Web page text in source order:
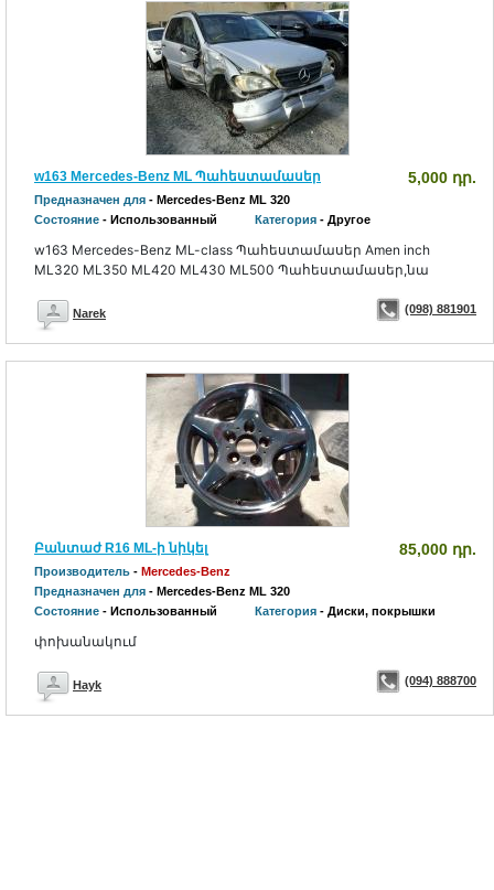
w163 Mercedes-Benz ML Պահեստամասեր 5,000 դր.
Предназначен для - Mercedes-Benz ML 320
Состояние - Использованный Категория - Другое
w163 Mercedes-Benz ML-class Պահեստամասեր Amen inch
ML320 ML350 ML420 ML430 ML500 Պահեստամասեր,նա
Narek (098) 881901
Բանտաժ R16 ML-ի նիկել 85,000 դր.
Производитель - Mercedes-Benz
Предназначен для - Mercedes-Benz ML 320
Состояние - Использованный Категория - Диски, покрышки
փոխանակում
Hayk (094) 888700